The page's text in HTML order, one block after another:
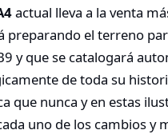
actual lleva a la venta
preparando el terreno
y que se catalogará
de toda su
que nunca y en estas
uno de los cambios y